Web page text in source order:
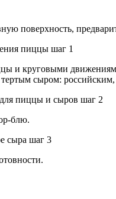
поверхность,
и круговыми
сыром:
блю.